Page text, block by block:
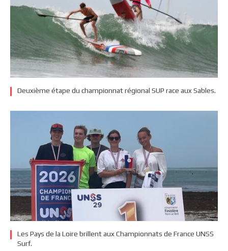
Deuxième étape du championnat régional SUP race aux Sables.
Les Pays de la Loire brillent aux Championnats de France UNSS
Surf.